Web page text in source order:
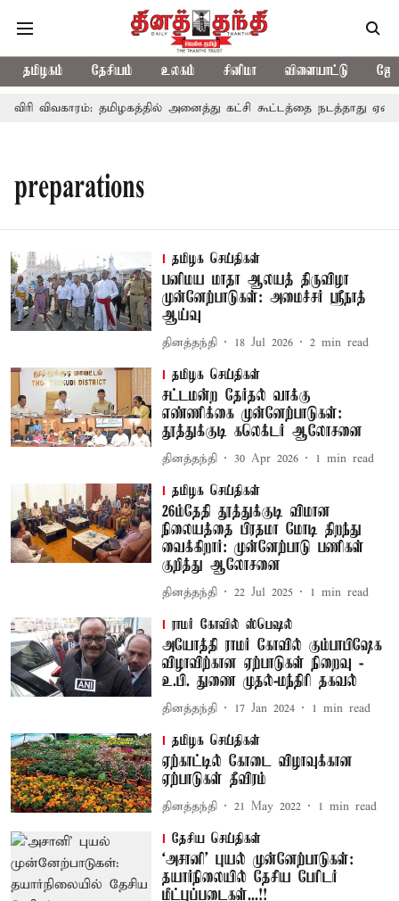
தமிழகம் தேசியம் உலகம் சினிமா விளையாட்டு
விவகாரம்: தமிழகத்தில் அனைத்து கட்சி கூட்டத்தை நடத்தாது ஏன்?
preparations
தமிழக செய்திகள்
பனிமய மாதா ஆலயத் திருவிழா
முன்னேற்பாடுகள்: அமைச்சர் ஸ்ரீநாத்
ஆய்வு
தினத்தந்தி 18 Jul 2026 2 min read
தமிழக செய்திகள்
சட்டமன்ற தேர்தல் வாக்கு
எண்ணிக்கை முன்னேற்பாடுகள்:
தூத்துக்குடி கலெக்டர் ஆலோசனை
தினத்தந்தி 30 Apr 2026 1 min read
தமிழக செய்திகள்
26ம்தேதி தூத்துக்குடி விமான
நிலையத்தை பிரதமா மோடி திறந்து
வைக்கிறார்: முன்னேற்பாடு பணிகள்
குறித்து ஆலோசனை
தினத்தந்தி 22 Jul 2025 1 min read
ராமர் கோவில் ஸ்பெஷல்
அயோத்தி ராமர் கோவில் கும்பாபிஷேக
விழாவிற்கான ஏற்பாடுகள் நிறைவு -
உ.பி. துணை முதல்-மந்திரி தகவல்
தினத்தந்தி 17 Jan 2024 1 min read
தமிழக செய்திகள்
ஏற்காட்டில் கோடை விழாவுக்கான
ஏற்பாடுகள் தீவிரம்
தினத்தந்தி 21 May 2022 1 min read
தேசிய செய்திகள்
‘அசானி’ புயல் முன்னேற்பாடுகள்:
தயார்நிலையில் தேசிய பேரிடர்
மீட்புப்படைகள்...!!